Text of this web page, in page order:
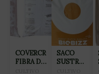
más productivos del
litros de agua
lo que se traduce en
además un producto
planes de cultivo
COVERCROP
FIBRA DE
SACO
SUSTRATO